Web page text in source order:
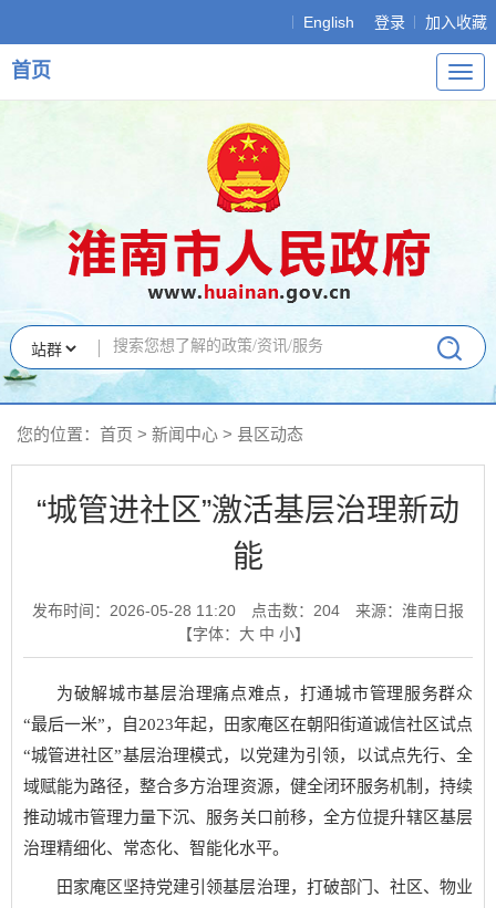
English 登录 加入收藏
导
航
首页
您的位置： 首页 > 新闻中心 > 县区动态
“城管进社区”激活基层治理新动
能
发布时间：2026-05-28 11:20 点击数： 204
来源：淮南日报
【字体： 大 中 小】
为破解城市基层治理痛点难点，打通城市管理服务群众
“最后一米”，自2023年起，田家庵区在朝阳街道诚信社区试点
“城管进社区”基层治理模式，以党建为引领，以试点先行、全
域赋能为路径，整合多方治理资源，健全闭环服务机制，持续
推动城市管理力量下沉、服务关口前移，全方位提升辖区基层
治理精细化、常态化、智能化水平。
田家庵区坚持党建引领基层治理，打破部门、社区、物业